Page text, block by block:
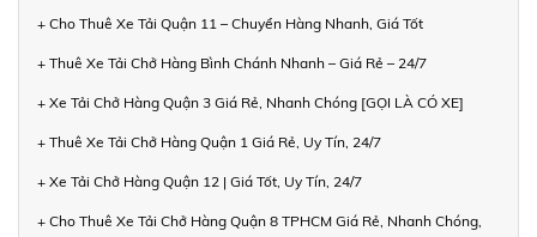
+ Cho Thuê Xe Tải Quận 11 – Chuyển Hàng Nhanh, Giá Tốt
+ Thuê Xe Tải Chở Hàng Bình Chánh Nhanh – Giá Rẻ – 24/7
+ Xe Tải Chở Hàng Quận 3 Giá Rẻ, Nhanh Chóng [GỌI LÀ CÓ XE]
+ Thuê Xe Tải Chở Hàng Quận 1 Giá Rẻ, Uy Tín, 24/7
+ Xe Tải Chở Hàng Quận 12 | Giá Tốt, Uy Tín, 24/7
+ Cho Thuê Xe Tải Chở Hàng Quận 8 TPHCM Giá Rẻ, Nhanh Chóng,